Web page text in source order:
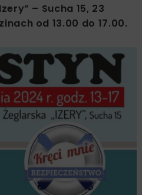
– Sucha 15, 23
od 13.00 do 17.00.